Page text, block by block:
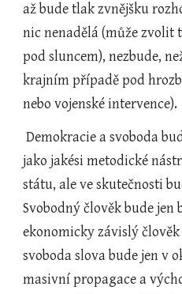
až bude tlak zvnějšku
nic nenadělá (může
pod sluncem), nezbude,
krajním případě pod
nebo vojenské intervence).
Demokracie a svoboda budou muset být zachovány
jako jakési metodické
státu, ale ve skutečnosti
Svobodný člověk bude
ekonomicky závislý
svoboda slova bude jen v
masivní propagace a